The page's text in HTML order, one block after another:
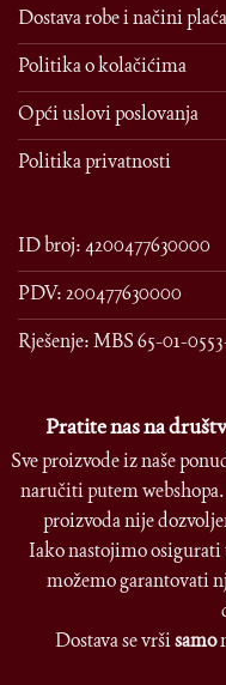
Dostava robe i načini
Politika o kolačićima
Opći uslovi poslovanja
Politika privatnosti
ID broj: 4200477630000
PDV: 200477630000
Rješenje: MBS 65-01-
Pratite nas na
Sve proizvode iz naše
naručiti putem
proizvoda nije
Iako nastojimo
možemo garantovati
Dostava se vršisamo